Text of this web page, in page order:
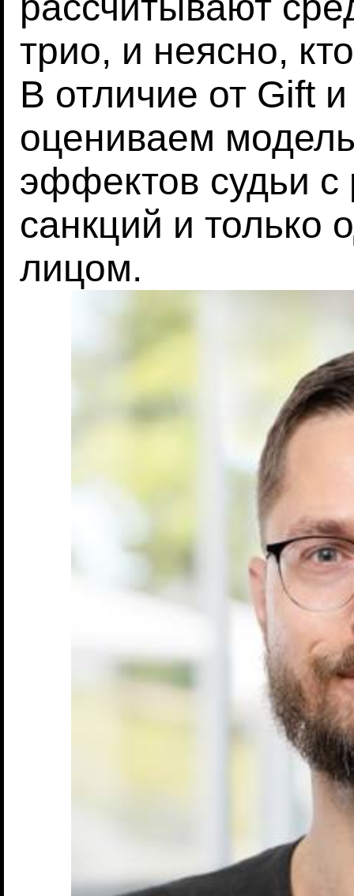
трио, и неясно,
В отличие от Gift
оцениваем
эффектов судьи
санкций и только
лицом.